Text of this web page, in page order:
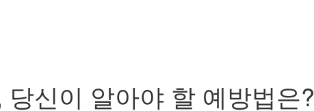
신이 알아야 할 예방법은?